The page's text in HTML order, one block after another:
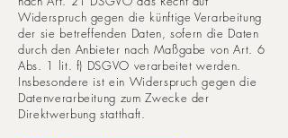
Widerspruch gegen die künftige Verarbeitung
der sie betreffenden Daten, sofern die Daten
durch den Anbieter nach Maßgabe von Art. 6
Abs. 1 lit. f) DSGVO verarbeitet werden.
Insbesondere ist ein Widerspruch gegen die
Datenverarbeitung zum Zwecke der
Direktwerbung statthaft.